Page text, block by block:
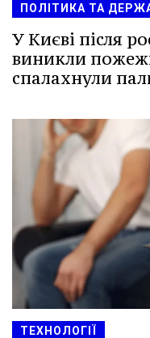
ПОЛІТИКА ТА
У Києві після
виникли
спалахнули
ТЕХНОЛОГІЇ